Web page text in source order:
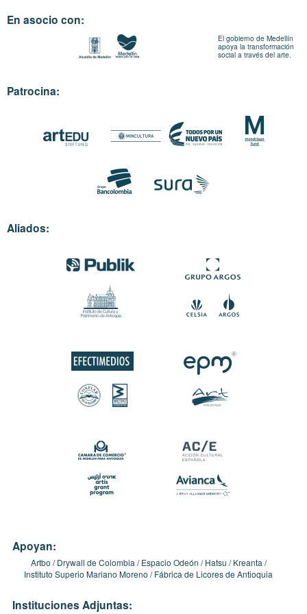
En asocio con:
El gobierno de Medellín
apoya la transformación
social a través del arte.
Patrocina:
Aliados:
Apoyan:
Artbo Drywall de Colombia Espacio Odeón Hatsu
Kreanta
Instituto Superio Mariano Moreno
Fábrica de Licores de Antioquia
Instituciones Adjuntas: